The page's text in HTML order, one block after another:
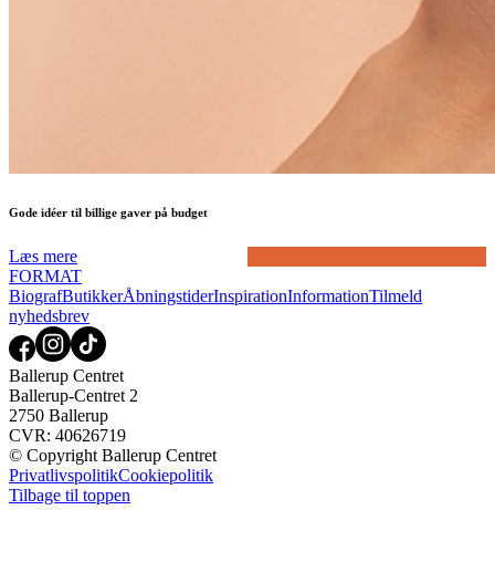
Gode idéer til billige gaver på budget
Læs mere
FORMAT
BiografButikkerÅbningstiderInspirationInformationTilmeld
nyhedsbrev
Ballerup Centret
Ballerup-Centret 2
2750 Ballerup
CVR: 40626719
© Copyright Ballerup Centret
PrivatlivspolitikCookiepolitik
Tilbage til toppen